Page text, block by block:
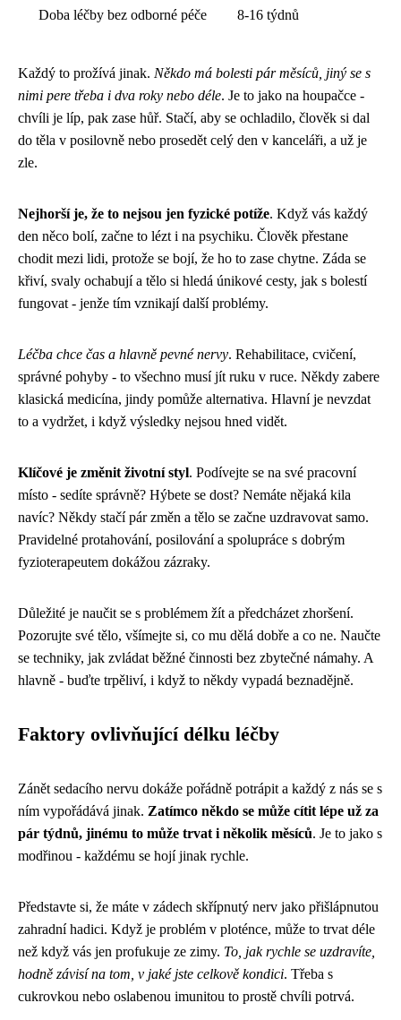
Doba léčby bez odborné péče 8-16 týdnů
Každý to prožívá jinak. Někdo má bolesti pár měsíců, jiný se s
nimi pere třeba i dva roky nebo déle. Je to jako na houpačce -
chvíli je líp, pak zase hůř. Stačí, aby se ochladilo, člověk si dal
do těla v posilovně nebo prosedět celý den v kanceláři, a už je
zle.
Nejhorší je, že to nejsou jen fyzické potíže. Když vás každý
den něco bolí, začne to lézt i na psychiku. Člověk přestane
chodit mezi lidi, protože se bojí, že ho to zase chytne. Záda se
křiví, svaly ochabují a tělo si hledá únikové cesty, jak s bolestí
fungovat - jenže tím vznikají další problémy.
Léčba chce čas a hlavně pevné nervy. Rehabilitace, cvičení,
správné pohyby - to všechno musí jít ruku v ruce. Někdy zabere
klasická medicína, jindy pomůže alternativa. Hlavní je nevzdat
to a vydržet, i když výsledky nejsou hned vidět.
Klíčové je změnit životní styl. Podívejte se na své pracovní
místo - sedíte správně? Hýbete se dost? Nemáte nějaká kila
navíc? Někdy stačí pár změn a tělo se začne uzdravovat samo.
Pravidelné protahování, posilování a spolupráce s dobrým
fyzioterapeutem dokážou zázraky.
Důležité je naučit se s problémem žít a předcházet zhoršení.
Pozorujte své tělo, všímejte si, co mu dělá dobře a co ne. Naučte
se techniky, jak zvládat běžné činnosti bez zbytečné námahy. A
hlavně - buďte trpěliví, i když to někdy vypadá beznadějně.
Faktory ovlivňující délku léčby
Zánět sedacího nervu dokáže pořádně potrápit a každý z nás se s
ním vypořádává jinak. Zatímco někdo se může cítit lépe už za
pár týdnů, jinému to může trvat i několik měsíců. Je to jako s
modřinou - každému se hojí jinak rychle.
Představte si, že máte v zádech skřípnutý nerv jako přišlápnutou
zahradní hadici. Když je problém v ploténce, může to trvat déle
než když vás jen profukuje ze zimy. To, jak rychle se uzdravíte,
hodně závisí na tom, v jaké jste celkově kondici. Třeba s
cukrovkou nebo oslabenou imunitou to prostě chvíli potrvá.